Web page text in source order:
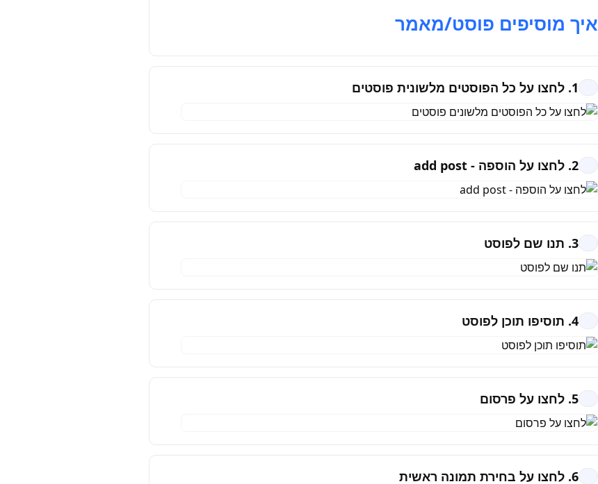
איך מוסיפים פוסט/מאמר
1. לחצו על כל הפוסטים מלשונית פוסטים
2. לחצו על הוספה - add post
3. תנו שם לפוסט
4. תוסיפו תוכן לפוסט
5. לחצו על פרסום
6. לחצו על בחירת תמונה ראשית